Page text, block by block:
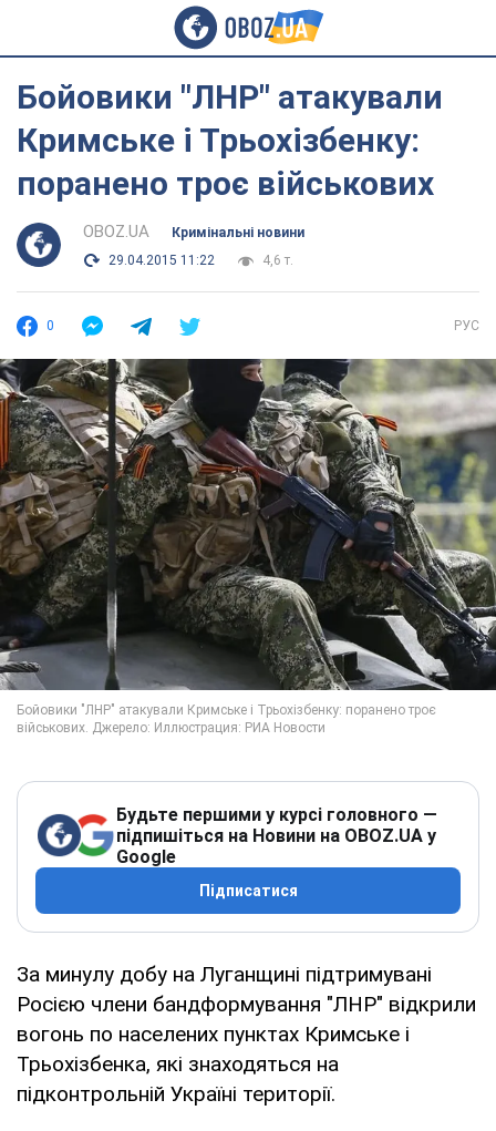
Бойовики "ЛНР" атакували
Кримське і Трьохізбенку:
поранено троє військових
OBOZ.UA
Кримінальні новини
29.04.2015 11:22
4,6 т.
0 РУС
Будьте першими у курсі головного —
підпишіться на Новини на OBOZ.UA у
Google
Підписатися
За минулу добу на Луганщині підтримувані
Росією члени бандформування "ЛНР" відкрили
вогонь по населених пунктах Кримське і
Трьохізбенка, які знаходяться на
підконтрольній Україні території.